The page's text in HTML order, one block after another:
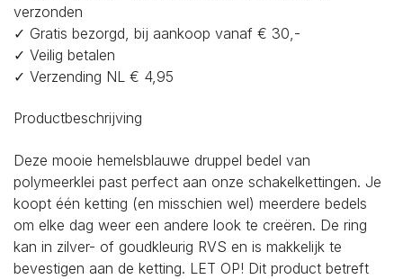
verzonden
✓ Gratis bezorgd, bij aankoop vanaf € 30,-
✓ Veilig betalen
✓ Verzending NL € 4,95
Productbeschrijving
Deze mooie hemelsblauwe druppel bedel van
polymeerklei past perfect aan onze schakelkettingen. Je
koopt één ketting (en misschien wel) meerdere bedels
om elke dag weer een andere look te creëren. De ring
kan in zilver- of goudkleurig RVS en is makkelijk te
bevestigen aan de ketting. LET OP! Dit product betreft